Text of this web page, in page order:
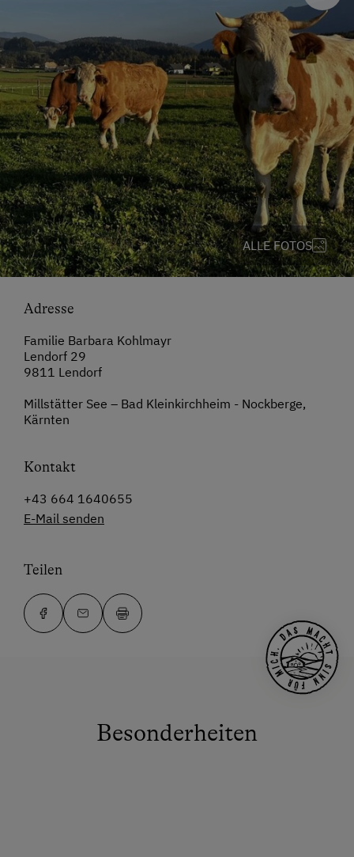
ALLE FOTOS
Adresse
Familie Barbara Kohlmayr
Lendorf 29
9811 Lendorf
Millstätter See – Bad Kleinkirchheim - Nockberge,
Kärnten
Kontakt
+43 664 1640655
E-Mail senden
Teilen
Besonderheiten